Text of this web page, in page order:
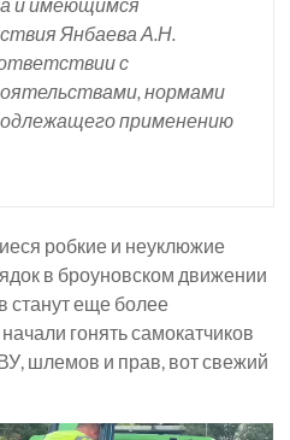
Янбаева А.Н.
с
нормами
применению
робкие и неуклюжие
в броуновском движении
станут еще более
гонять самокатчиков
шлемов и прав, вот свежий